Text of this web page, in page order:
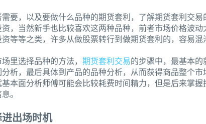
要，以及要做什么品种的期货套利，了解期货套利交
，当然新手也比较喜欢这两种品种，前者市场价格波
等等之类，许多从做股票转行到做期货套利的，容易
里选择品种的方法， 期货套利交易的步骤中，最基本
析，最后具体到产品的品种分析，从而获得商品整个
本面分析师傅可能会比较耗费时间精力，但是后来掌
。
出场时机